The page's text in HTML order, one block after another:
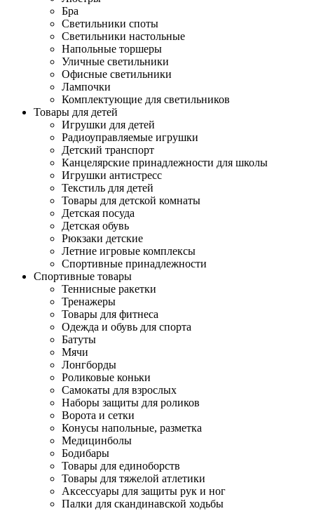
Бра
Светильники споты
Светильники настольные
Напольные торшеры
Уличные светильники
Офисные светильники
Лампочки
Комплектующие для светильников
Товары для детей
Игрушки для детей
Радиоуправляемые игрушки
Детский транспорт
Канцелярские принадлежности для школы
Игрушки антистресс
Текстиль для детей
Товары для детской комнаты
Детская посуда
Детская обувь
Рюкзаки детские
Летние игровые комплексы
Спортивные принадлежности
Спортивные товары
Теннисные ракетки
Тренажеры
Товары для фитнеса
Одежда и обувь для спорта
Батуты
Мячи
Лонгборды
Роликовые коньки
Самокаты для взрослых
Наборы защиты для роликов
Ворота и сетки
Конусы напольные, разметка
Медицинболы
Бодибары
Товары для единоборств
Товары для тяжелой атлетики
Аксессуары для защиты рук и ног
Палки для скандинавской ходьбы